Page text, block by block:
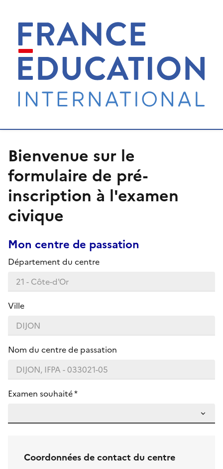
Bienvenue sur le
formulaire de pré-
inscription à l'examen
civique
Mon centre de passation
Département du centre
Ville
Nom du centre de passation
Examen souhaité *
Coordonnées de contact du centre